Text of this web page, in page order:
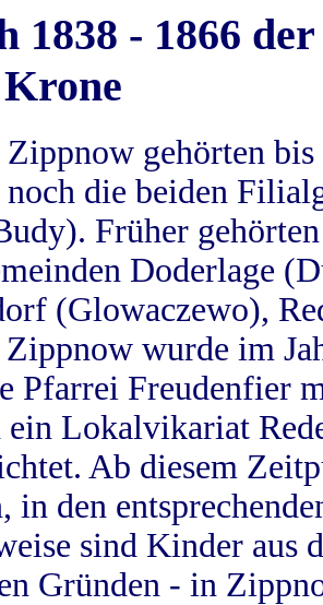
1838 - 1866
gehörten
die beiden
Früher
Doderlage
(Glowaczewo),
wurde im
Pfarrei Freudenfier
ein Lokalvikariat
Ab diesem
in den
sind Kinder aus
Gründen - in